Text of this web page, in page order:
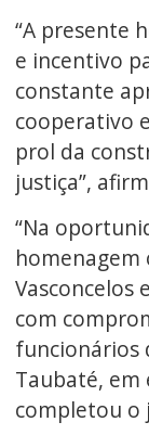
“A presente
e incentivo
constante
cooperativo
prol da
justiça”,
“Na
homenagem
Vasconcelos
com
funcionários
Taubaté, em
completou o